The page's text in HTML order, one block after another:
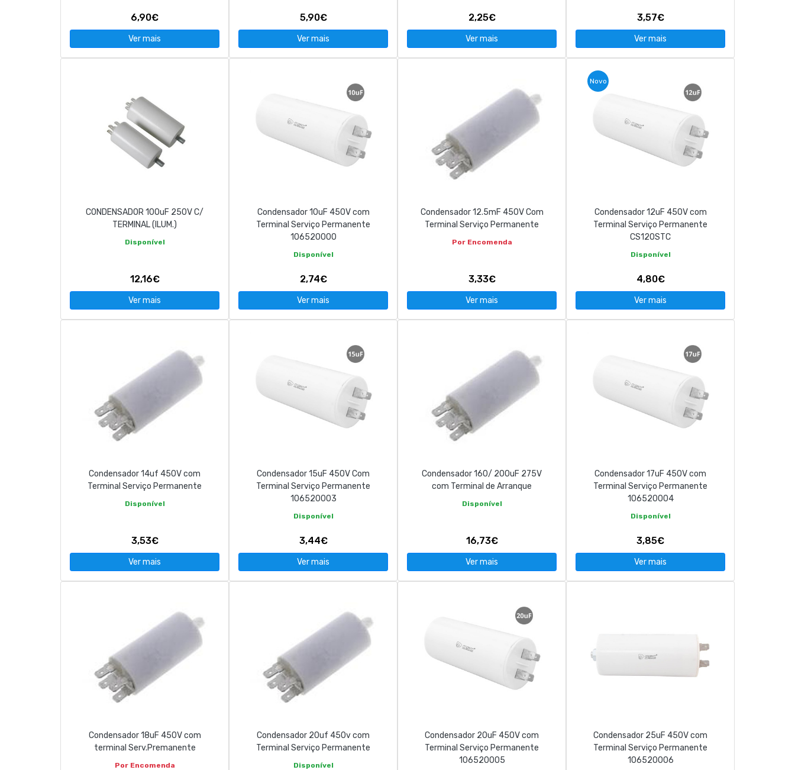
6,90€
Ver mais
5,90€
Ver mais
2,25€
Ver mais
3,57€
Ver mais
CONDENSADOR 100uF 250V C/
TERMINAL (ILUM.)
Disponível
12,16€
Ver mais
Condensador 10uF 450V com
Terminal Serviço Permanente
106520000
Disponível
2,74€
Ver mais
Condensador 12.5mF 450V Com
Terminal Serviço Permanente
Por Encomenda
3,33€
Ver mais
Novo
Condensador 12uF 450V com
Terminal Serviço Permanente
CS120STC
Disponível
4,80€
Ver mais
Condensador 14uf 450V com
Terminal Serviço Permanente
Disponível
3,53€
Ver mais
Condensador 15uF 450V Com
Terminal Serviço Permanente
106520003
Disponível
3,44€
Ver mais
Condensador 160/ 200uF 275V
com Terminal de Arranque
Disponível
16,73€
Ver mais
Condensador 17uF 450V com
Terminal Serviço Permanente
106520004
Disponível
3,85€
Ver mais
Condensador 18uF 450V com
terminal Serv.Premanente
Por Encomenda
Condensador 20uf 450v com
Terminal Serviço Permanente
Disponível
Condensador 20uF 450V com
Terminal Serviço Permanente
106520005
Condensador 25uF 450V com
Terminal Serviço Permanente
106520006